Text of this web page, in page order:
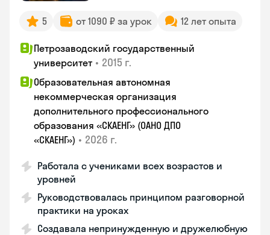
5 от 1090 ₽ за урок 12 лет опыта
Петрозаводский государственный
университет • 2015 г.
Образовательная автономная
некоммерческая организация
дополнительного профессионального
образования «СКАЕНГ» (ОАНО ДПО
«СКАЕНГ») • 2026 г.
Работала с учениками всех возрастов и
уровней
Руководствовалась принципом разговорной
практики на уроках
Создавала непринужденную и дружелюбную